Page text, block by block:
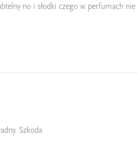
no i słodki czego w perfumach nie
Szkoda